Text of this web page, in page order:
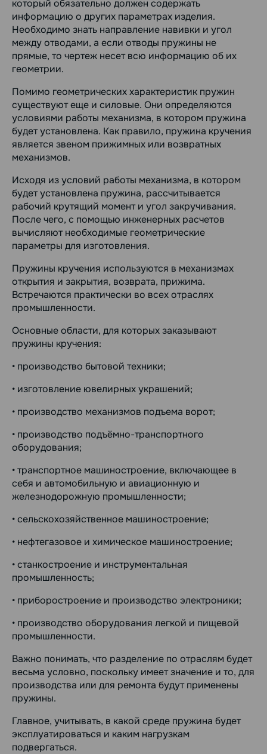
который обязательно должен содержать
информацию о других параметрах изделия.
Необходимо знать направление навивки и угол
между отводами, а если отводы пружины не
прямые, то чертеж несет всю информацию об их
геометрии.
Помимо геометрических характеристик пружин
существуют еще и силовые. Они определяются
условиями работы механизма, в котором пружина
будет установлена. Как правило, пружина кручения
является звеном прижимных или возвратных
механизмов.
Исходя из условий работы механизма, в котором
будет установлена пружина, рассчитывается
рабочий крутящий момент и угол закручивания.
После чего, с помощью инженерных расчетов
вычисляют необходимые геометрические
параметры для изготовления.
Пружины кручения используются в механизмах
открытия и закрытия, возврата, прижима.
Встречаются практически во всех отраслях
промышленности.
Основные области, для которых заказывают
пружины кручения:
• производство бытовой техники;
• изготовление ювелирных украшений;
• производство механизмов подъема ворот;
• производство подъёмно-транспортного
оборудования;
• транспортное машиностроение, включающее в
себя и автомобильную и авиационную и
железнодорожную промышленности;
• сельскохозяйственное машиностроение;
• нефтегазовое и химическое машиностроение;
• станкостроение и инструментальная
промышленность;
• приборостроение и производство электроники;
• производство оборудования легкой и пищевой
промышленности.
Важно понимать, что разделение по отраслям будет
весьма условно, поскольку имеет значение и то, для
производства или для ремонта будут применены
пружины.
Главное, учитывать, в какой среде пружина будет
эксплуатироваться и каким нагрузкам
подвергаться.